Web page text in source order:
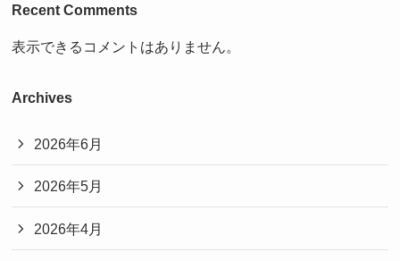
Recent Comments
表示できるコメントはありません。
Archives
2026年6月
2026年5月
2026年4月